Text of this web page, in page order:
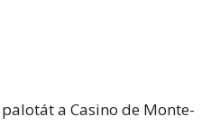
a Casino de Monte-